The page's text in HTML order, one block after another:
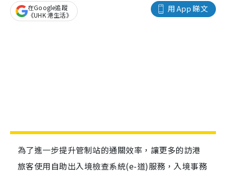
用 App 睇文
在Google追蹤
《UHK 港生活》
為了進一步提升管制站的通關效率，讓更多的訪港
旅客使用自助出入境檢查系統(e-道)服務，入境事務